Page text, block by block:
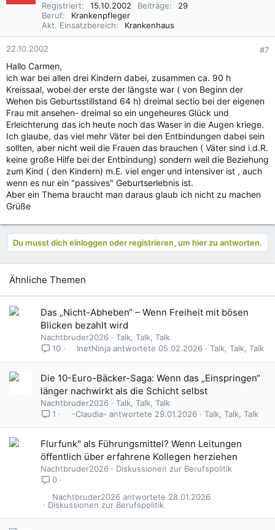
Registriert
15.10.2002 Beiträge
29
Beruf
Krankenpfleger
Akt. Einsatzbereich
Krankenhaus
22.10.2002 #7
Hallo Carmen,
ich war bei allen drei Kindern dabei, zusammen ca. 90 h
Kreissaal, wobei der erste der längste war ( von Beginn der
Wehen bis Geburtsstillstand 64 h) dreimal sectio bei der eigenen
Frau mit ansehen- dreimal so ein ungeheures Glück und
Erleichterung das ich heute noch das Waser in die Augen kriege.
Ich glaube, das viel mehr Väter bei den Entbindungen dabei sein
sollten, aber nicht weil die Frauen das brauchen ( Väter sind i.d.R.
keine große Hilfe bei der Entbindung) sondern weil die Beziehung
zum Kind ( den Kindern) m.E. viel enger und intensiver ist , auch
wenn es nur ein "passives" Geburtserlebnis ist.
Aber ein Thema braucht man daraus glaub ich nicht zu machen
Grüße
Du musst dich einloggen oder registrieren, um hier zu antworten.
Ähnliche Themen
Das „Nicht-Abheben“ – Wenn Freiheit mit bösen
Blicken bezahlt wird
Nachtbruder2026
Talk, Talk, Talk
10
Talk, Talk, Talk
05.02.2026
InetNinja
Die 10-Euro-Bäcker-Saga: Wenn das „Einspringen“
länger nachwirkt als die Schicht selbst
Nachtbruder2026
Talk, Talk, Talk
1
Talk, Talk, Talk
29.01.2026
-Claudia-
Flurfunk" als Führungsmittel? Wenn Leitungen
öffentlich über erfahrene Kollegen herziehen
Nachtbruder2026
Diskussionen zur Berufspolitik
0
Diskussionen zur Berufspolitik
28.01.2026
Nachtbruder2026